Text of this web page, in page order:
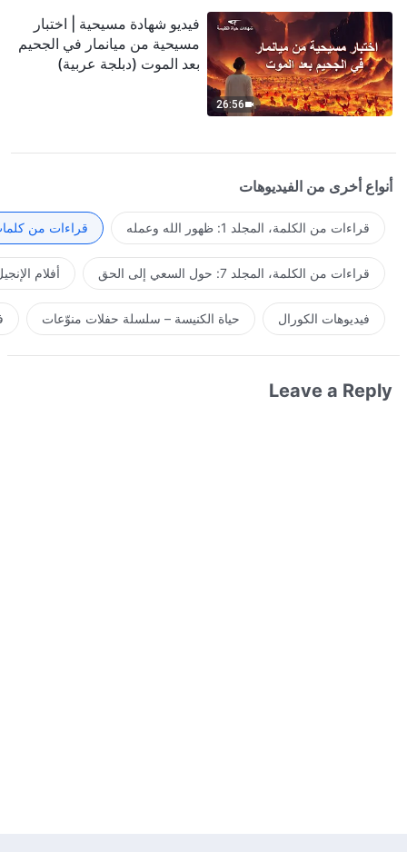
26:56
فيديو شهادة مسيحية | اختبار
مسيحية من ميانمار في الجحيم
بعد الموت (دبلجة عربية)
أنواع أخرى من الفيديوهات
قراءات من الكلمة، المجلد 1: ظهور الله وعمله قراءات من
قراءات من الكلمة، المجلد 7: حول السعي إلى الحق أفلام
فيديوهات الكورال حياة الكنيسة – سلسلة حفلات منوّعات
Leave a Reply